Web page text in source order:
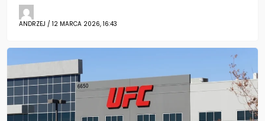
ANDRZEJ / 12 MARCA 2026, 16:43